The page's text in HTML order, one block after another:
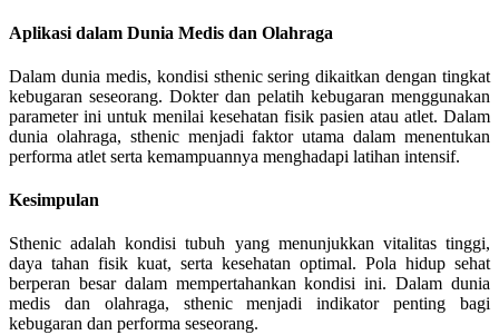
Aplikasi dalam Dunia Medis dan Olahraga
Dalam dunia medis, kondisi sthenic sering dikaitkan dengan tingkat
kebugaran seseorang. Dokter dan pelatih kebugaran menggunakan
parameter ini untuk menilai kesehatan fisik pasien atau atlet. Dalam
dunia olahraga, sthenic menjadi faktor utama dalam menentukan
performa atlet serta kemampuannya menghadapi latihan intensif.
Kesimpulan
Sthenic adalah kondisi tubuh yang menunjukkan vitalitas tinggi,
daya tahan fisik kuat, serta kesehatan optimal. Pola hidup sehat
berperan besar dalam mempertahankan kondisi ini. Dalam dunia
medis dan olahraga, sthenic menjadi indikator penting bagi
kebugaran dan performa seseorang.